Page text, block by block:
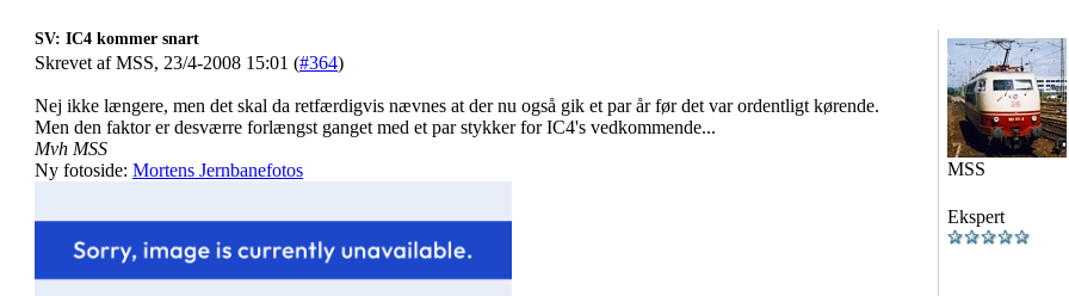
SV: IC4 kommer snart
Skrevet af MSS, 23/4-2008 15:01 (#364)
Nej ikke længere, men det skal da retfærdigvis nævnes at der nu også gik et par år før det var ordentligt kørende.
Men den faktor er desværre forlængst ganget med et par stykker for IC4's vedkommende...
MSS
Ekspert
Mvh MSS
Ny fotoside: Mortens Jernbanefotos